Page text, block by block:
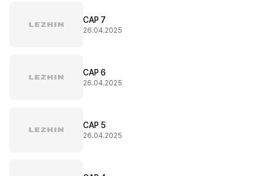
CAP 7
26.04.2025
CAP 6
26.04.2025
CAP 5
26.04.2025